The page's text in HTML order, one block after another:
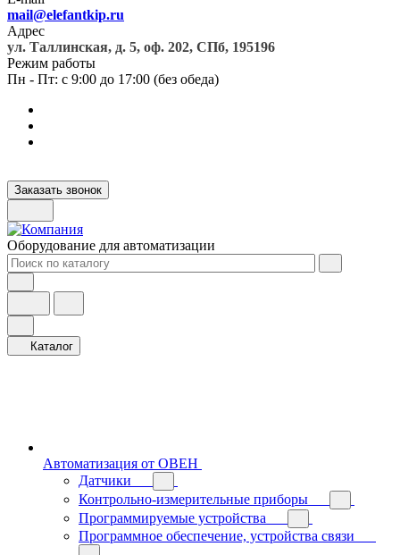
mail@elefantkip.ru
Адрес
ул. Таллинская, д. 5, оф. 202, СПб, 195196
Режим работы
Пн - Пт: с 9:00 до 17:00 (без обеда)
Заказать звонок
Оборудование для автоматизации
Каталог
Автоматизация от ОВЕН
Датчики
Контрольно-измерительные приборы
Программируемые устройства
Программное обеспечение, устройства связи